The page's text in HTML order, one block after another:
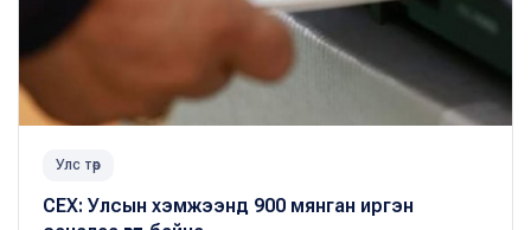
Улс төр
СЕХ: Улсын хэмжээнд 900 мянган иргэн